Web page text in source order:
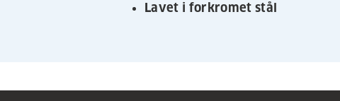
Lavet i forkromet stål